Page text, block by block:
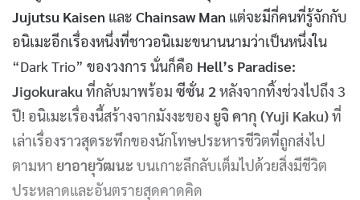
Jujutsu Kaisen และ Chainsaw Man แต่จะมีกี่คนที่รู้จักกับ
อนิเมะอีกเรื่องหนึ่งที่ชาวอนิเมะขนานนามว่าเป็นหนึ่งใน
“Dark Trio” ของวงการ นั่นก็คือ Hell’s Paradise:
Jigokuraku ที่กลับมาพร้อม ซีซั่น 2 หลังจากทิ้งช่วงไปถึง 3
ปี! อนิเมะเรื่องนี้สร้างจากมังงะของ ยูจิ คากุ (Yuji Kaku)ที่
เล่าเรื่องราวสุดระทึกของนักโทษประหารชีวิตที่ถูกส่งไป
ตามหา ยาอายุวัฒนะ บนเกาะลึกลับเต็มไปด้วยสิ่งมีชีวิต
ประหลาดและอันตรายสุดคาดคิด